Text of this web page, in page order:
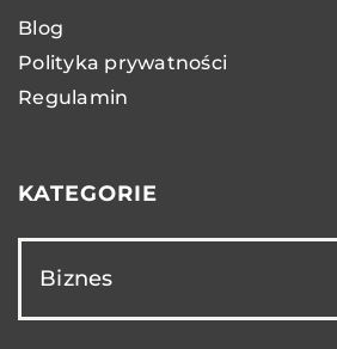
Blog
Polityka prywatności
Regulamin
KATEGORIE
Biznes